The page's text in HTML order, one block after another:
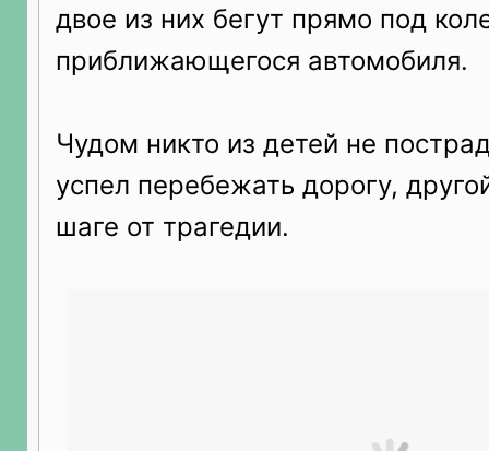
двое из них бегут прямо под
приближающегося автомобиля.
Чудом никто из детей не
успел перебежать дорогу,
шаге от трагедии.